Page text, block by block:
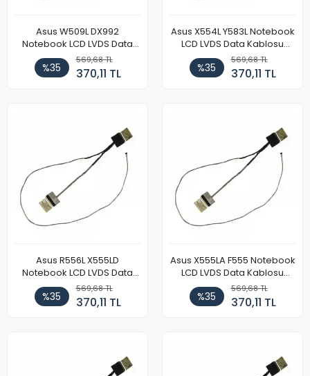
Asus W509L DX992
Notebook LCD LVDS Data
Kablosu (Model 2)
%35
569,68 TL
370,11 TL
Asus X554L Y583L Notebook
LCD LVDS Data Kablosu
(Model 2)
%35
569,68 TL
370,11 TL
Asus R556L X555LD
Notebook LCD LVDS Data
Kablosu (Model 2)
%35
569,68 TL
370,11 TL
Asus X555LA F555 Notebook
LCD LVDS Data Kablosu
(Model 2)
%35
569,68 TL
370,11 TL